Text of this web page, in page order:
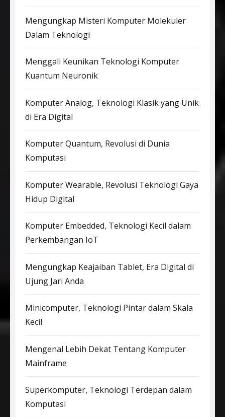
Mengungkap Misteri Komputer Molekuler
Dalam Teknologi
Menggali Keunikan Teknologi Komputer
Kuantum Neuronik
Komputer Analog, Teknologi Klasik yang Unik
di Era Digital
Komputer Quantum, Revolusi di Dunia
Komputasi
Komputer Wearable, Revolusi Teknologi Gaya
Hidup Digital
Komputer Embedded, Teknologi Kecil dalam
Perkembangan IoT
Mengungkap Keajaiban Tablet, Era Digital di
Ujung Jari Anda
Minicomputer, Teknologi Pintar dalam Skala
Kecil
Mengenal Lebih Dekat Tentang Komputer
Mainframe
Superkomputer, Teknologi Terdepan dalam
Komputasi